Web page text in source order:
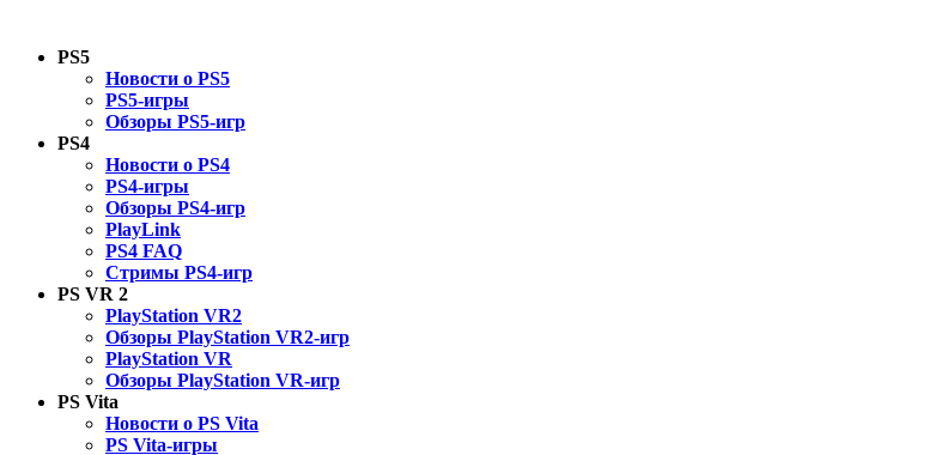
PS5
Новости о PS5
PS5-игры
Обзоры PS5-игр
PS4
Новости о PS4
PS4-игры
Обзоры PS4-игр
PlayLink
PS4 FAQ
Стримы PS4-игр
PS VR 2
PlayStation VR2
Обзоры PlayStation VR2-игр
PlayStation VR
Обзоры PlayStation VR-игр
PS Vita
Новости о PS Vita
PS Vita-игры